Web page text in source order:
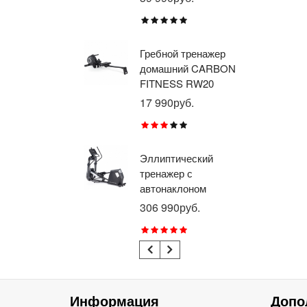
Гребной тренажер
домашний CARBON
FITNESS RW20
17 990руб.
Эллиптический
тренажер с
автонаклоном
профессиональный
BRONZE GYM
E1000M PRO
TURBO (new)
306 990руб.
Информация